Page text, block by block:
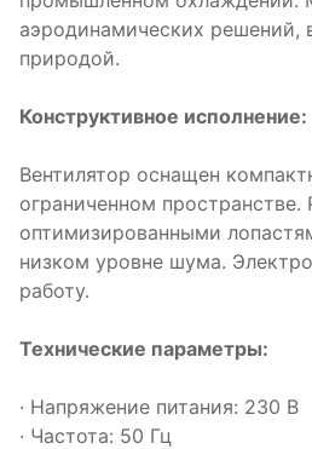
аэродинамических решений,
природой.
Конструктивное исполнение:
Вентилятор оснащен
ограниченном
оптимизированными
низком уровне шума.
работу.
Технические параметры:
· Напряжение питания: 230 В
· Частота: 50 Гц